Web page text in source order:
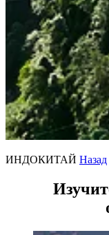
ИНДОКИТАЙ Назад